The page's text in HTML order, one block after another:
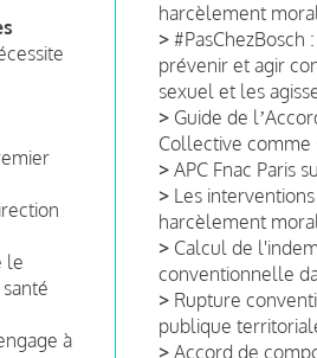
le
à
harcèlement
> #PasChezBosch
prévenir et agir
sexuel et les
> Guide de
Collective comme
> APC Fnac Paris
> Les
harcèlement
> Calcul de
conventionnelle
> Rupture
publique
> Accord de